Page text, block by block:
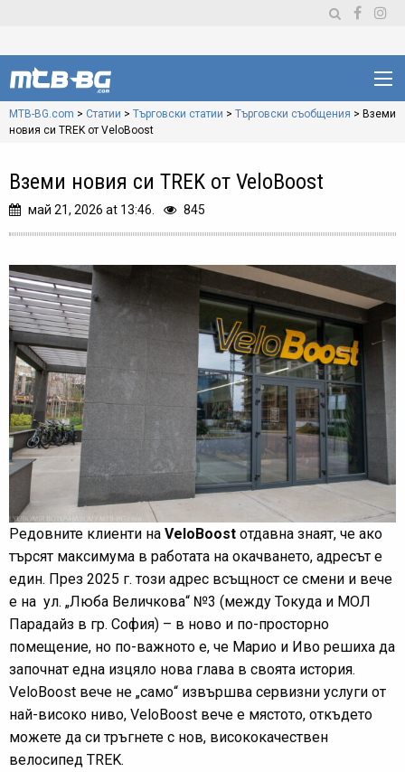
MTB-BG.com > Статии > Търговски статии > Търговски съобщения > Вземи
новия си TREK от VeloBoost
Вземи новия си TREK от VeloBoost
май 21, 2026 at 13:46. 845
Редовните клиенти на VeloBoost отдавна знаят, че ако
търсят максимума в работата на окачването, адресът е
един. През 2025 г. този адрес всъщност се смени и вече
е на ул. „Люба Величкова“ №3 (между Токуда и МОЛ
Парадайз в гр. София) – в ново и по-просторно
помещение, но по-важното е, че Марио и Иво решиха да
започнат една изцяло нова глава в своята история.
VeloBoost вече не „само“ извършва сервизни услуги от
най-високо ниво, VeloBoost вече е мястото, откъдето
можете да си тръгнете с нов, висококачествен
велосипед TREK.